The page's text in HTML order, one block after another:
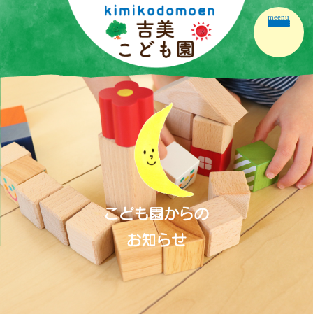
ホーム 園の紹介
園の生活 保育の内容
こども園だより 保護者
meenu